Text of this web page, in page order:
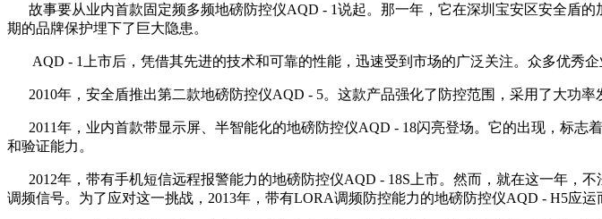
故事要从业内首款固定频多频地磅防控仪AQD - 1说起。那一年，它在深圳宝安区安全盾
期的品牌保护埋下了巨大隐患。
AQD - 1上市后，凭借其先进的技术和可靠的性能，迅速受到市场的广泛关注。众多优秀企
2010年，安全盾推出第二款地磅防控仪AQD - 5。这款产品强化了防控范围，采用了大功率
2011年，业内首款带显示屏、半智能化的地磅防控仪AQD - 18闪亮登场。它的出现，标志
和验证能力。
2012年，带有手机短信远程报警能力的地磅防控仪AQD - 18S上市。然而，就在这一年，
调频信号。为了应对这一挑战，2013年，带有LORA调频防控能力的地磅防控仪AQD - H5应